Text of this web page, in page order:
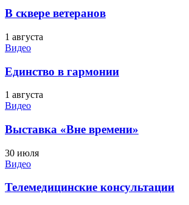
В сквере ветеранов
1 августа
Видео
Единство в гармонии
1 августа
Видео
Выставка «Вне времени»
30 июля
Видео
Телемедицинские консультации